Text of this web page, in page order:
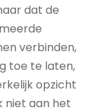
dat de
verbinden,
toe te laten,
opzicht
niet aan het